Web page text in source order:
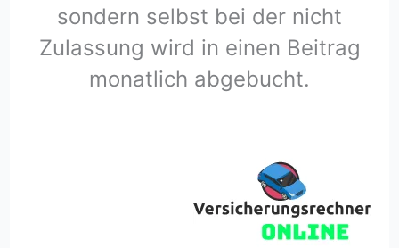
sondern selbst bei der nicht
Zulassung wird in einen Beitrag
monatlich abgebucht.